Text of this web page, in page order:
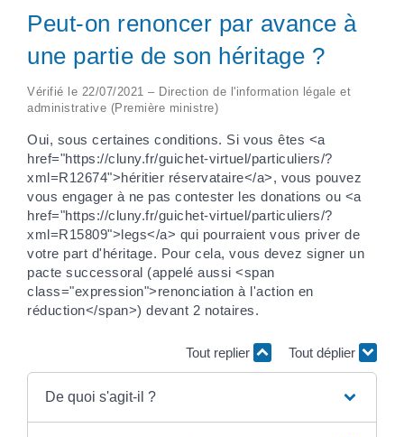
Peut-on renoncer par avance à
une partie de son héritage ?
Vérifié le 22/07/2021 – Direction de l'information légale et
administrative (Première ministre)
Oui, sous certaines conditions. Si vous êtes <a
href="https://cluny.fr/guichet-virtuel/particuliers/?
xml=R12674">héritier réservataire</a>, vous pouvez
vous engager à ne pas contester les donations ou <a
href="https://cluny.fr/guichet-virtuel/particuliers/?
xml=R15809">legs</a> qui pourraient vous priver de
votre part d'héritage. Pour cela, vous devez signer un
pacte successoral (appelé aussi <span
class="expression">renonciation à l'action en
réduction</span>) devant 2 notaires.
Tout replier Tout déplier
De quoi s'agit-il ?